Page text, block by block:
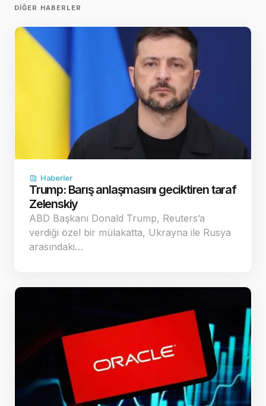
DIĞER HABERLER
Haberler
Trump: Barış anlaşmasını geciktiren taraf
Zelenskiy
ABD Başkanı Donald Trump, Reuters’a
verdiği özel bir mülakatta, Ukrayna ile Rusya
arasındaki…